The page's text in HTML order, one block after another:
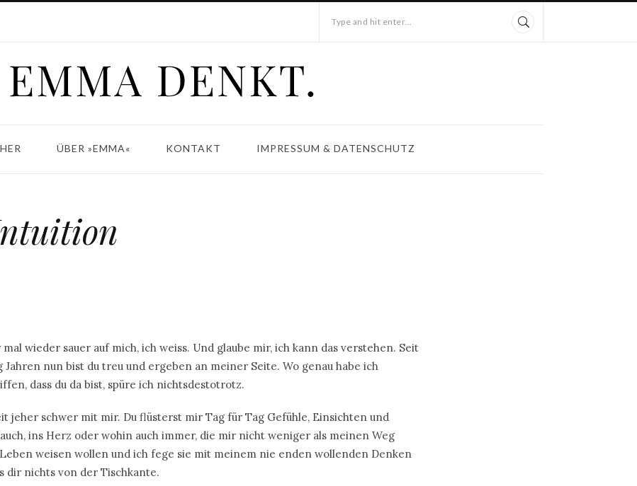
Type and hit enter...
ÜBER »EMMA« KONTAKT IMPRESSUM & DATENSCHUTZ
wieder sauer auf mich, ich weiss. Und glaube mir, ich kann das verstehen. Seit
Jahren nun bist du treu und ergeben an meiner Seite. Wo genau habe ich
dass du da bist, spüre ich nichtsdestotrotz.
jeher schwer mit mir. Du flüsterst mir Tag für Tag Gefühle, Einsichten und
ins Herz oder wohin auch immer, die mir nicht weniger als meinen Weg
weisen wollen und ich fege sie mit meinem nie enden wollenden Denken
dir nichts von der Tischkante.